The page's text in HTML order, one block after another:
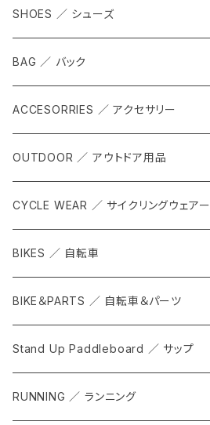
SHOES ／ シューズ
BAG ／ バック
ACCESORRIES ／ アクセサリー
OUTDOOR ／ アウトドア用品
CYCLE WEAR ／ サイクリングウェアー
BIKES ／ 自転車
BIKE＆PARTS ／ 自転車＆パーツ
Stand Up Paddleboard ／ サップ
RUNNING ／ ランニング